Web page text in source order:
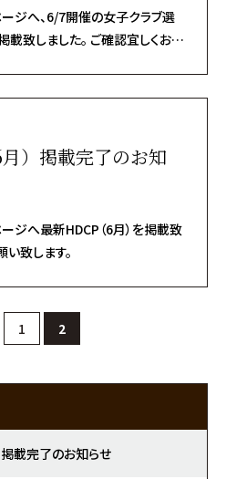
ジへ、6/7開催の女子クラブ選
致しました。 ご確認宜しくお願
）掲載完了のお知
ジへ最新HDCP（6月）を掲載致
い致します。
1 2
完了のお知らせ